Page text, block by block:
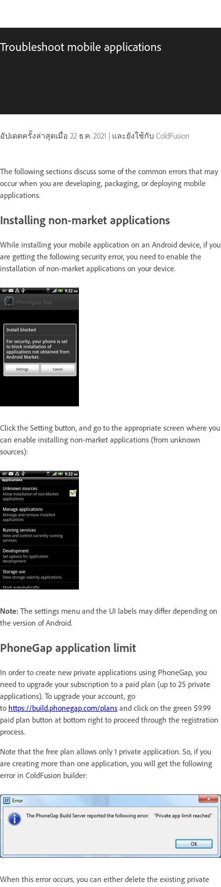
Troubleshoot mobile applications
อัปเดตครั้งล่าสุดเมื่อ 22 ธ.ค. 2021 | และยังใช้กับ ColdFusion
The following sections discuss some of the common errors that may
occur when you are developing, packaging, or deploying mobile
applications.
Installing non-market applications
While installing your mobile application on an Android device, if you
are getting the following security error, you need to enable the
installation of non-market applications on your device.
Click the Setting button, and go to the appropriate screen where you
can enable installing non-market applications (from unknown
sources):
Note: The settings menu and the UI labels may differ depending on
the version of Android.
PhoneGap application limit
In order to create new private applications using PhoneGap, you
need to upgrade your subscription to a paid plan (up to 25 private
applications). To upgrade your account, go
to https://build.phonegap.com/plans and click on the green $9.99
paid plan button at bottom right to proceed through the registration
process.
Note that the free plan allows only 1 private application. So, if you
are creating more than one application, you will get the following
error in ColdFusion builder:
When this error occurs, you can either delete the existing private